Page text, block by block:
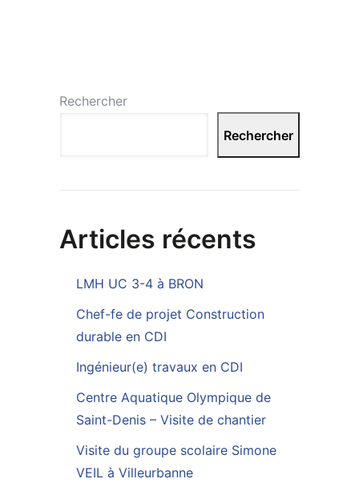
Rechercher
Rechercher
Articles récents
LMH UC 3-4 à BRON
Chef-fe de projet Construction
durable en CDI
Ingénieur(e) travaux en CDI
Centre Aquatique Olympique de
Saint-Denis – Visite de chantier
Visite du groupe scolaire Simone
VEIL à Villeurbanne